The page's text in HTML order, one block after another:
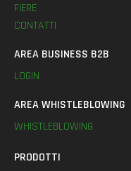
FIERE
CONTATTI
AREA BUSINESS B2B
LOGIN
AREA WHISTLEBLOWING
WHISTLEBLOWING
PRODOTTI